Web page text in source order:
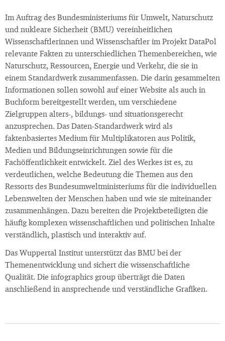
Im Auftrag des Bundesministeriums für Umwelt, Naturschutz
und nukleare Sicherheit (BMU) vereinheitlichen
Wissenschaftlerinnen und Wissenschaftler im Projekt DataPol
relevante Fakten zu unterschiedlichen Themenbereichen, wie
Naturschutz, Ressourcen, Energie und Verkehr, die sie in
einem Standardwerk zusammenfassen. Die darin gesammelten
Informationen sollen sowohl auf einer Website als auch in
Buchform bereitgestellt werden, um verschiedene
Zielgruppen alters-, bildungs- und situationsgerecht
anzusprechen. Das Daten-Standardwerk wird als
faktenbasiertes Medium für Multiplikatoren aus Politik,
Medien und Bildungseinrichtungen sowie für die
Fachöffentlichkeit entwickelt. Ziel des Werkes ist es, zu
verdeutlichen, welche Bedeutung die Themen aus den
Ressorts des Bundesumweltministeriums für die individuellen
Lebenswelten der Menschen haben und wie sie miteinander
zusammenhängen. Dazu bereiten die Projektbeteiligten die
häufig komplexen wissenschaftlichen und politischen Inhalte
verständlich, plastisch und interaktiv auf.
Das Wuppertal Institut unterstützt das BMU bei der
Themenentwicklung und sichert die wissenschaftliche
Qualität. Die infographics group überträgt die Daten
anschließend in ansprechende und verständliche Grafiken.